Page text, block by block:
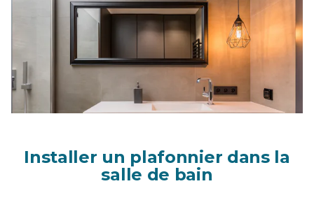
Installer un plafonnier dans la
salle de bain